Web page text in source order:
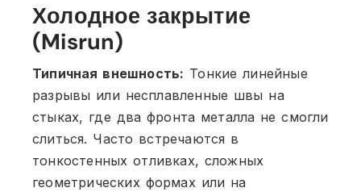
Холодное закрытие
(Misrun)
Типичная внешность: Тонкие линейные
разрывы или несплавленные швы на
стыках, где два фронта металла не смогли
слиться. Часто встречаются в
тонкостенных отливках, сложных
геометрических формах или на